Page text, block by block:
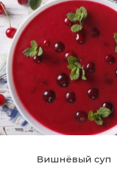
Вишнёвый суп